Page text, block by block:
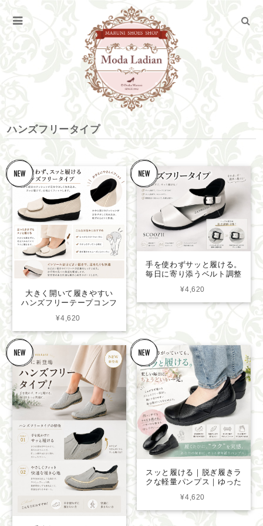
ハンズフリータイプ
大きく開いて履きやすい
ハンズフリーテープコンフ
¥4,620
手を使わずサッと履ける。
毎日に寄り添うベルト調整
ル 1945
¥4,620
スッと履ける｜脱ぎ履きラ
クな軽量パンプス｜ゆった
¥4,620